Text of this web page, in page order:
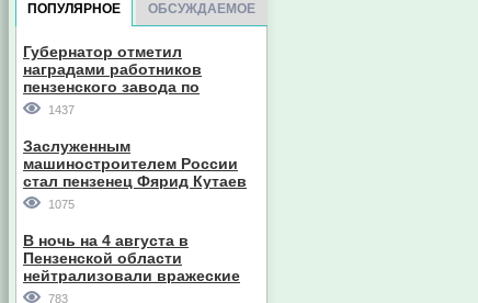
ПОПУЛЯРНОЕ ОБСУЖДАЕМОЕ
Губернатор отметил
наградами работников
пензенского завода по
производству станков
1437
Заслуженным
машиностроителем России
стал пензенец Фярид Кутаев
1075
В ночь на 4 августа в
Пензенской области
нейтрализовали вражеские
дроны
783